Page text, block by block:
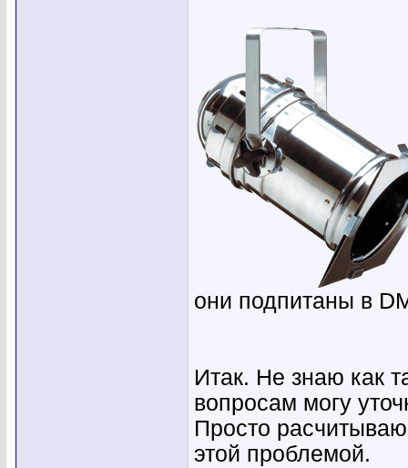
они подпитаны в
Итак. Не знаю как
вопросам могу
Просто
этой проблемой.